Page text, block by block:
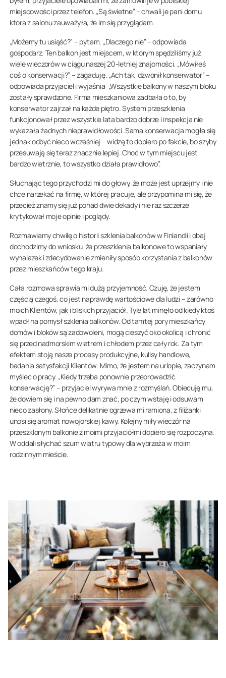
miejscowości przez telefon. „Są świetne” – chwali je pani domu,
która z salonu zauważyła, że im się przyglądam.
„Możemy tu usiąść?” – pytam. „Dlaczego nie” – odpowiada
gospodarz. Ten balkon jest miejscem, w którym spędziliśmy już
wiele wieczorów w ciągu naszej 20-letniej znajomości. „Mówiłeś
coś o konserwacji?” – zagaduję. „Ach tak, dzwonił konserwator” –
odpowiada przyjaciel i wyjaśnia: „Wszystkie balkony w naszym bloku
zostały sprawdzone. Firma mieszkaniowa zadbała o to, by
konserwator zajrzał na każde piętro. System przeszklenia
funkcjonował przez wszystkie lata bardzo dobrze i inspekcja nie
wykazała żadnych nieprawidłowości. Sama konserwacja mogła się
jednak odbyć nieco wcześniej – widzę to dopiero po fakcie, bo szyby
przesuwają się teraz znacznie lepiej. Choć w tym miejscu jest
bardzo wietrznie, to wszystko działa prawidłowo”.
Słuchając tego przychodzi mi do głowy, że może jest uprzejmy i nie
chce narzekać na firmę, w której pracuje, ale przypomina mi się, że
przecież znamy się już ponad dwie dekady i nie raz szczerze
krytykował moje opinie i poglądy.
Rozmawiamy chwilę o historii szklenia balkonów w Finlandii i obaj
dochodzimy do wniosku, że przeszklenia balkonowe to wspaniały
wynalazek i zdecydowanie zmieniły sposób korzystania z balkonów
przez mieszkańców tego kraju.
Cała rozmowa sprawia mi dużą przyjemność. Czuję, że jestem
częścią czegoś, co jest naprawdę wartościowe dla ludzi – zarówno
moich Klientów, jak i bliskich przyjaciół. Tyle lat minęło od kiedy ktoś
wpadł na pomysł szklenia balkonów. Od tamtej pory mieszkańcy
domów i bloków są zadowoleni, mogą cieszyć oko okolicą i chronić
się przed nadmorskim wiatrem i chłodem przez cały rok. Za tym
efektem stoją nasze procesy produkcyjne, kulisy handlowe,
badania satysfakcji Klientów. Mimo, że jestem na urlopie, zaczynam
myśleć o pracy. „Kiedy trzeba ponownie przeprowadzić
konserwację?” – przyjaciel wyrywa mnie z rozmyślań. Obiecuję mu,
że dowiem się i na pewno dam znać, po czym wstaję i odsuwam
nieco zasłony. Słońce delikatnie ogrzewa mi ramiona, z filiżanki
unosi się aromat nowojorskiej kawy. Kolejny miły wieczór na
przeszklonym balkonie z moimi przyjaciółmi dopiero się rozpoczyna.
W oddali słychać szum wiatru typowy dla wybrzeża w moim
rodzinnym mieście.